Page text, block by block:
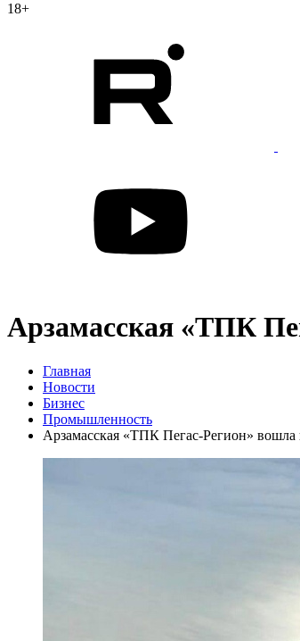
18+
Арзамасская «ТПК
Главная
Новости
Бизнес
Промышленность
Арзамасская «ТПК Пегас-Регион»